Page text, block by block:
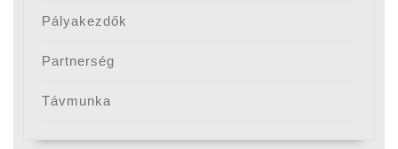
Pályakezdők
Partnerség
Távmunka